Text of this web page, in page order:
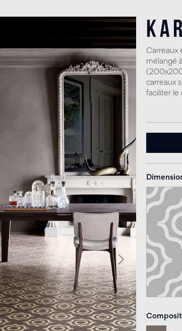
Carreaux
mélangé
(200x200
carreaux
faciliter le